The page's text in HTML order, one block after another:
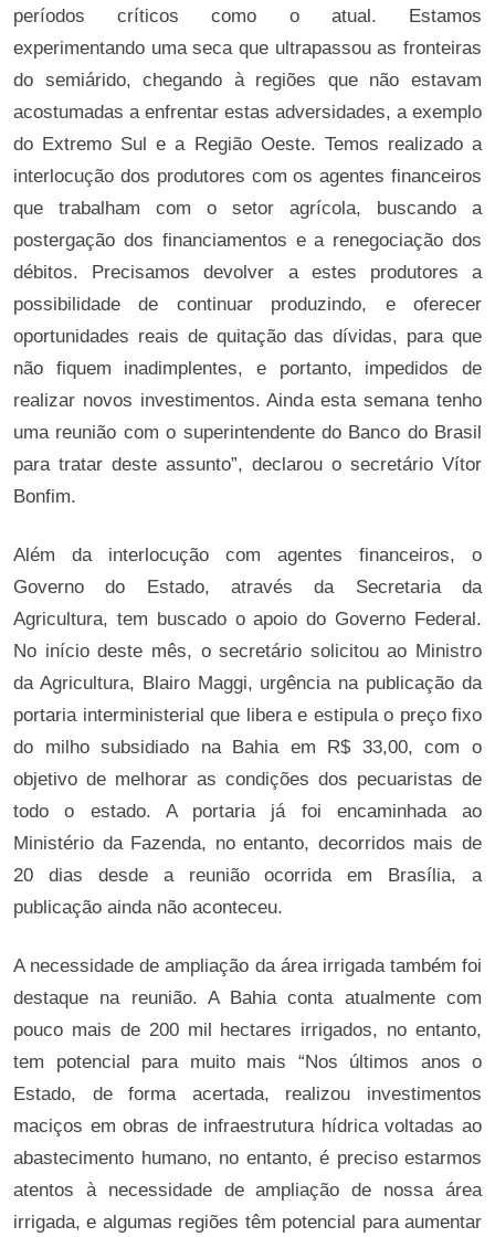
períodos críticos como o atual. Estamos
experimentando uma seca que ultrapassou as fronteiras
do semiárido, chegando à regiões que não estavam
acostumadas a enfrentar estas adversidades, a exemplo
do Extremo Sul e a Região Oeste. Temos realizado a
interlocução dos produtores com os agentes financeiros
que trabalham com o setor agrícola, buscando a
postergação dos financiamentos e a renegociação dos
débitos. Precisamos devolver a estes produtores a
possibilidade de continuar produzindo, e oferecer
oportunidades reais de quitação das dívidas, para que
não fiquem inadimplentes, e portanto, impedidos de
realizar novos investimentos. Ainda esta semana tenho
uma reunião com o superintendente do Banco do Brasil
para tratar deste assunto”, declarou o secretário Vítor
Bonfim.
Além da interlocução com agentes financeiros, o
Governo do Estado, através da Secretaria da
Agricultura, tem buscado o apoio do Governo Federal.
No início deste mês, o secretário solicitou ao Ministro
da Agricultura, Blairo Maggi, urgência na publicação da
portaria interministerial que libera e estipula o preço fixo
do milho subsidiado na Bahia em R$ 33,00, com o
objetivo de melhorar as condições dos pecuaristas de
todo o estado. A portaria já foi encaminhada ao
Ministério da Fazenda, no entanto, decorridos mais de
20 dias desde a reunião ocorrida em Brasília, a
publicação ainda não aconteceu.
A necessidade de ampliação da área irrigada também foi
destaque na reunião. A Bahia conta atualmente com
pouco mais de 200 mil hectares irrigados, no entanto,
tem potencial para muito mais “Nos últimos anos o
Estado, de forma acertada, realizou investimentos
maciços em obras de infraestrutura hídrica voltadas ao
abastecimento humano, no entanto, é preciso estarmos
atentos à necessidade de ampliação de nossa área
irrigada, e algumas regiões têm potencial para aumentar